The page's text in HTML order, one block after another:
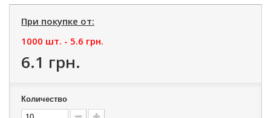
При покупке от:
1000 шт. - 5.6 грн.
6.1 грн.
Количество